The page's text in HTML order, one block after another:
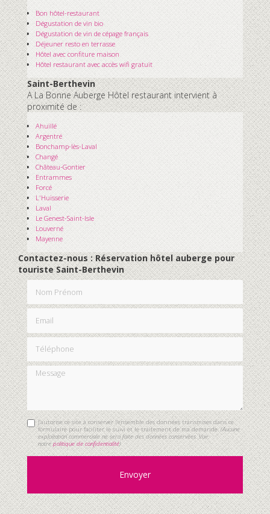
Bon hôtel-restaurant
Dégustation de vin bio
Dégustation de vin de cépage français
Déjeuner resto en terrasse
Hôtel avec confiture maison
Hôtel restaurant avec accès wifi gratuit
Saint-Berthevin
A La Bonne Auberge Hôtel restaurant intervient à
proximité de :
Ahuillé
Argentré
Bonchamp-lès-Laval
Changé
Château-Gontier
Entrammes
Forcé
L'Huisserie
Laval
Le Genest-Saint-Isle
Louverné
Mayenne
Contactez-nous : Réservation hôtel auberge pour
touriste Saint-Berthevin
Nom Prénom
Email
Téléphone
Message
J'autorise ce site à conserver l'ensemble des données transmises dans ce
formulaire pour faciliter le suivi et le traitement de ma demande.(Aucune
exploitation commerciale ne sera faite des données conservées. Voir
notrepolitique de confidentialité)